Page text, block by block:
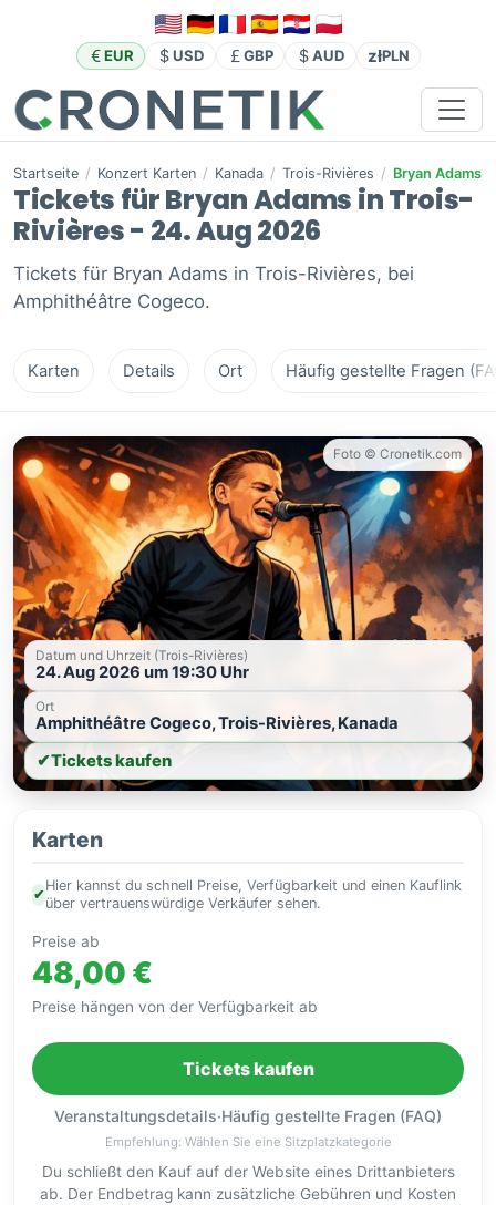
EUR USD GBP AUD złPLN
Startseite / Konzert Karten / Kanada / Trois-Rivières / Bryan Adams
Tickets für Bryan Adams in Trois-
Rivières - 24. Aug 2026
Tickets für Bryan Adams in Trois-Rivières, bei
Amphithéâtre Cogeco.
Karten Details Ort Häufig gestellte Fragen
Foto © Cronetik.com
Datum und Uhrzeit (Trois-Rivières)
24. Aug 2026 um 19:30 Uhr
Ort
Amphithéâtre Cogeco, Trois-Rivières, Kanada
✔Tickets kaufen
Karten
✔
Hier kannst du schnell Preise, Verfügbarkeit und einen Kauflink
über vertrauenswürdige Verkäufer sehen.
Preise ab
48,00 €
Preise hängen von der Verfügbarkeit ab
Tickets kaufen
Veranstaltungsdetails·Häufig gestellte Fragen (FAQ)
Empfehlung: Wählen Sie eine Sitzplatzkategorie
Du schließt den Kauf auf der Website eines Drittanbieters
ab. Der Endbetrag kann zusätzliche Gebühren und Kosten